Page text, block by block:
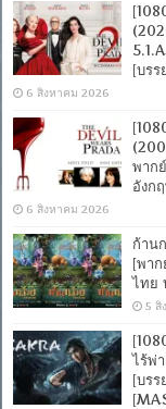
[บร
6 สิงหาคม 2026
พาก
อังก
6 สิงหาคม 2026
ก้าน
[พา
ไทย
5 สิ
ไร้พ่
[บร